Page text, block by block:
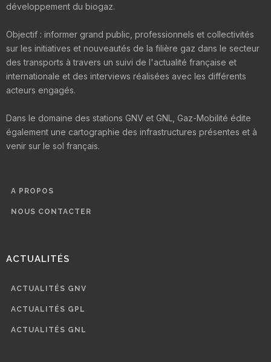
développement du biogaz.
Objectif : informer grand public, professionnels et collectivités
sur les initiatives et nouveautés de la filière gaz dans le secteur
des transports à travers un suivi de l'actualité française et
internationale et des interviews réalisées avec les différents
acteurs engagés.
Dans le domaine des stations GNV et GNL, Gaz-Mobilité édite
également une cartographie des infrastructures présentes et à
venir sur le sol français.
A PROPOS
NOUS CONTACTER
ACTUALITÉS
ACTUALITÉS GNV
ACTUALITÉS GPL
ACTUALITÉS GNL